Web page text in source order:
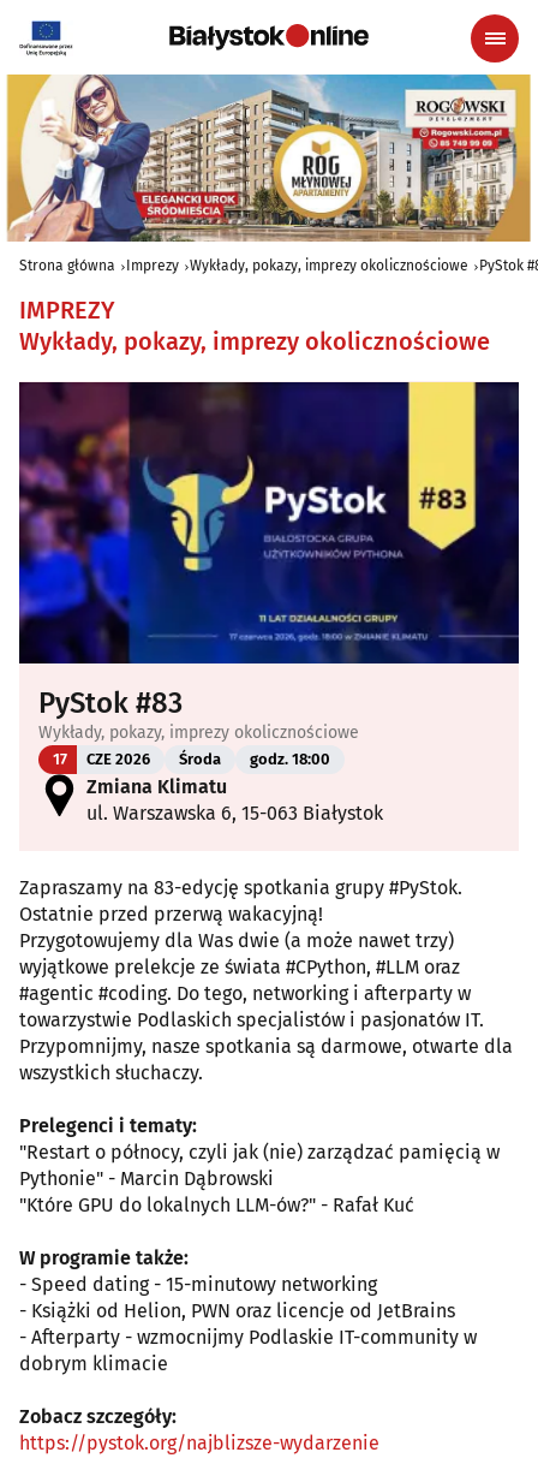
Strona główna Imprezy Wykłady, pokazy, imprezy okolicznościowe PyStok
IMPREZY
Wykłady, pokazy, imprezy okolicznościowe
PyStok #83
Wykłady, pokazy, imprezy okolicznościowe
17 CZE 2026 Środa godz. 18:00
Zmiana Klimatu
ul. Warszawska 6, 15-063 Białystok
Zapraszamy na 83-edycję spotkania grupy #PyStok.
Ostatnie przed przerwą wakacyjną!
Przygotowujemy dla Was dwie (a może nawet trzy)
wyjątkowe prelekcje ze świata #CPython, #LLM oraz
#agentic #coding. Do tego, networking i afterparty w
towarzystwie Podlaskich specjalistów i pasjonatów IT.
Przypomnijmy, nasze spotkania są darmowe, otwarte dla
wszystkich słuchaczy.
Prelegenci i tematy:
"Restart o północy, czyli jak (nie) zarządzać pamięcią w
Pythonie" - Marcin Dąbrowski
"Które GPU do lokalnych LLM-ów?" - Rafał Kuć
W programie także:
- Speed dating - 15-minutowy networking
- Książki od Helion, PWN oraz licencje od JetBrains
- Afterparty - wzmocnijmy Podlaskie IT-community w
dobrym klimacie
Zobacz szczegóły:
https://pystok.org/najblizsze-wydarzenie